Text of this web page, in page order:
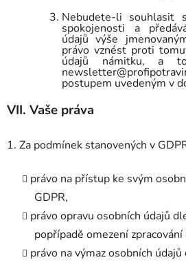
Nebudete-li souhlasit
spokojenosti a
údajů výše
právo vznést proti
údajů námitku, a
postupem uvedeným v
VII. Vaše práva
1. Za podmínek stanovených v
právo na přístup ke svým
GDPR,
právo opravu osobních údajů
popřípadě omezení
právo na výmaz osobních